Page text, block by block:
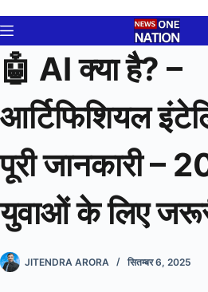
to
content
🤖 AI क्या है? –
आर्टिफिशियल
पूरी जानकारी –
युवाओं के लिए
JITENDRA ARORA सितम्बर 6, 2025